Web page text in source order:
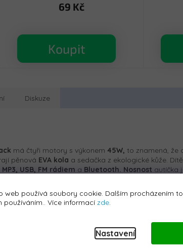
web používá soubory cookie. Dalším procházením
používáním.. Více informací zde.
Nastavení
69 Kč
Koupit
Diskuze
má čtyři motory s výkonem 45W, to znamená, že
pěnová EVA kola a sedačka z ekologické kůže.
MP3, USB, FM rádiem a Bluetooth. Nosnost autíčka
dveře.
který pracuje na frekvenci 2,4 GHz.Na
nebo použít
brzdy, která se aktivuje po spuštění nohy z